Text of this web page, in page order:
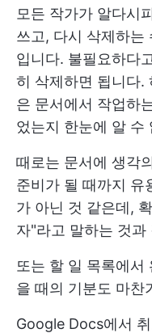
모든 작가가 알다시
쓰고, 다시 삭제하는
입니다. 불필요하다
히 삭제하면 됩니다.
은 문서에서 작업하
었는지 한눈에 알 수
때로는 문서에 생각
준비가 될 때까지 유
가 아닌 것 같은데,
자"라고 말하는 것과
또는 할 일 목록에서
을 때의 기분도 마찬
Google Docs에서